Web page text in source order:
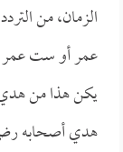
الزمان، من
عمر أو ست عمر
يكن هذا من
هدي أصحابه